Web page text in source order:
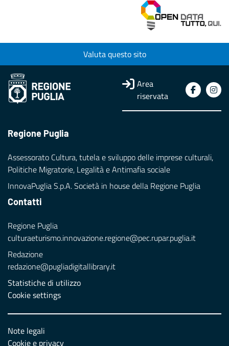
Valuta questo sito
Area
riservata
Regione Puglia
Assessorato Cultura, tutela e sviluppo delle imprese culturali,
Politiche Migratorie, Legalità e Antimafia sociale
InnovaPuglia S.p.A. Società in house della Regione Puglia
Contatti
Regione Puglia
culturaeturismo.innovazione.regione@pec.rupar.puglia.it
Redazione
redazione@pugliadigitallibrary.it
Statistiche di utilizzo
Cookie settings
Note legali
Cookie e privacy